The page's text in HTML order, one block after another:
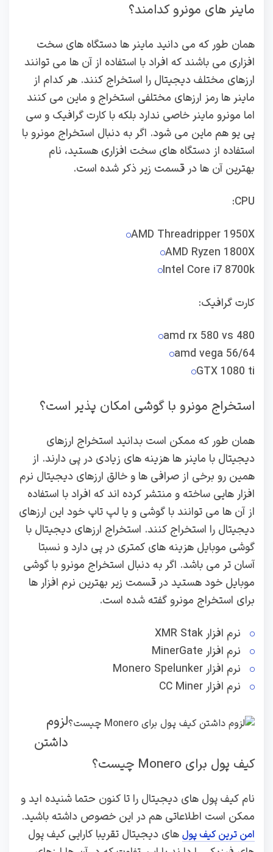
ماینر های مونرو کدامند؟
همان طور که می دانید ماینر ها دستگاه های سخت
افزاری می باشند که افراد با استفاده از آن ها می توانند
ارزهای مختلف دیجیتال را استخراج کنند. هر کدام از
ماینر ها رمز ارزهای مختلفی استخراج و ماین می کنند
اما مونرو ماینر خاصی ندارد بلکه با کارت گرافیک و سی
پی یو هم ماین می شود. اگر به دنبال استخراج مونرو با
استفاده از دستگاه های سخت افزاری هستید، نام
بهترین آن ها در قسمت زیر ذکر شده است.
CPU:
AMD Threadripper 1950X
AMD Ryzen 1800X
Intel Core i7 8700k
کارت گرافیک:
amd rx 580 vs 480
amd vega 56/64
GTX 1080 ti
استخراج مونرو با گوشی امکان پذیر است؟
همان طور که ممکن است بدانید استخراج ارزهای
دیجیتال با ماینر ها هزینه های زیادی در پی دارند. از
همین رو برخی از صرافی ها و خالق ارزهای دیجیتال نرم
افزار هایی ساخته و منتشر کرده اند که افراد با استفاده
از آن ها می توانند با گوشی و یا لپ تاپ خود این ارزهای
دیجیتال را استخراج کنند. استخراج ارزهای دیجیتال با
گوشی موبایل هزینه های کمتری در پی دارد و نسبتا
آسان تر می باشد. اگر به دنبال استخراج مونرو با گوشی
موبایل خود هستید در قسمت زیر بهترین نرم افزار ها
برای استخراج مونرو گفته شده است.
نرم افزار XMR Stak
نرم افزار MinerGate
نرم افزار Monero Spelunker
نرم افزار CC Miner
لزوم
داشتن
کیف پول برای Monero چیست؟
نام کیف پول های دیجیتال را تا کنون حتما شنیده اید و
ممکن است اطلاعاتی هم در این خصوص داشته باشید.
امن ترین کیف پول های دیجیتال تقریبا کارایی کیف پول